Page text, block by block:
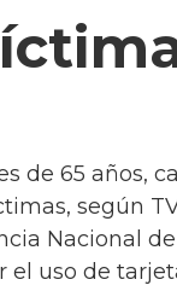
de 65 años,
según
Nacional
el uso de